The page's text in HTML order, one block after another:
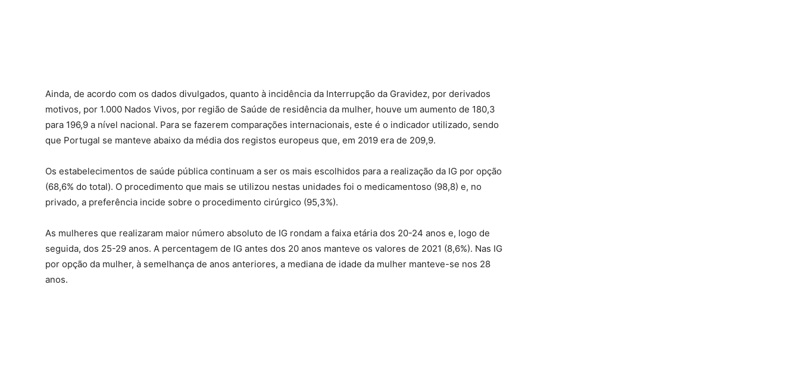
Ainda, de acordo com os dados divulgados, quanto à incidência da Interrupção da Gravidez, por derivados
motivos, por 1.000 Nados Vivos, por região de Saúde de residência da mulher, houve um aumento de 180,3
para 196,9 a nível nacional. Para se fazerem comparações internacionais, este é o indicador utilizado, sendo
que Portugal se manteve abaixo da média dos registos europeus que, em 2019 era de 209,9.
Os estabelecimentos de saúde pública continuam a ser os mais escolhidos para a realização da IG por opção
(68,6% do total). O procedimento que mais se utilizou nestas unidades foi o medicamentoso (98,8) e, no
privado, a preferência incide sobre o procedimento cirúrgico (95,3%).
As mulheres que realizaram maior número absoluto de IG rondam a faixa etária dos 20-24 anos e, logo de
seguida, dos 25-29 anos. A percentagem de IG antes dos 20 anos manteve os valores de 2021 (8,6%). Nas IG
por opção da mulher, à semelhança de anos anteriores, a mediana de idade da mulher manteve-se nos 28
anos.